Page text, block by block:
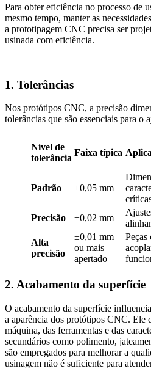
Para obter eficiência no processo de
mesmo tempo, manter as
a prototipagem CNC precisa ser
usinada com eficiência.
1. Tolerâncias
Nos protótipos CNC, a precisão
tolerâncias que são essenciais para o
Nível de
tolerância
Faixa típica
Padrão ±0,05 mm
Precisão ±0,02 mm
Alta
precisão
±0,01 mm
ou mais
apertado
Peças
2. Acabamento da superfície
O acabamento da superfície
a aparência dos protótipos CNC. Ele
máquina, das ferramentas e das
secundários como polimento,
são empregados para melhorar a
usinagem não é suficiente para